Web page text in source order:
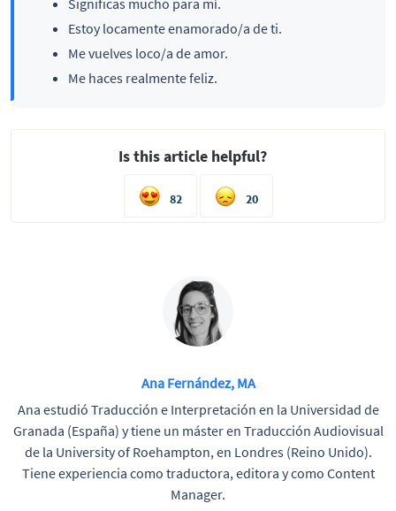
Significas mucho para mí.
Estoy locamente enamorado/a de ti.
Me vuelves loco/a de amor.
Me haces realmente feliz.
Is this article helpful?
82 20
Ana Fernández, MA
Ana estudió Traducción e Interpretación en la Universidad de
Granada (España) y tiene un máster en Traducción Audiovisual
de la University of Roehampton, en Londres (Reino Unido).
Tiene experiencia como traductora, editora y como Content
Manager.